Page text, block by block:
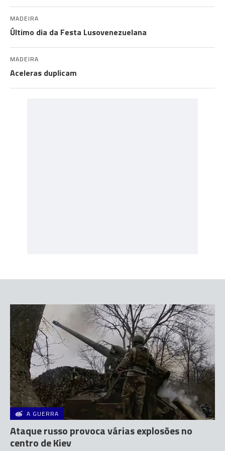
MADEIRA
Último dia da Festa Lusovenezuelana
MADEIRA
Aceleras duplicam
A GUERRA
Ataque russo provoca várias explosões no
centro de Kiev